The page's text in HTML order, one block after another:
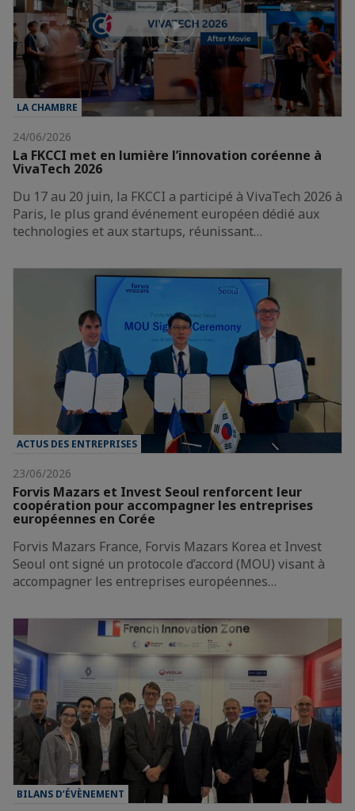
LA CHAMBRE
24/06/2026
La FKCCI met en lumière l’innovation coréenne à
VivaTech 2026
Du 17 au 20 juin, la FKCCI a participé à VivaTech 2026 à
Paris, le plus grand événement européen dédié aux
technologies et aux startups, réunissant…
ACTUS DES ENTREPRISES
23/06/2026
Forvis Mazars et Invest Seoul renforcent leur
coopération pour accompagner les entreprises
européennes en Corée
Forvis Mazars France, Forvis Mazars Korea et Invest
Seoul ont signé un protocole d’accord (MOU) visant à
accompagner les entreprises européennes…
BILANS D’ÉVÈNEMENT